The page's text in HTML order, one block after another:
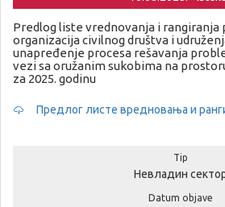
Predlog liste vrednovanja i
organizacija civilnog društva i
unapređenje procesa rešavanja
vezi sa oružanim sukobima na
za 2025. godinu
Предлог листе вредновања и
Tip
Невладин
Datum objave